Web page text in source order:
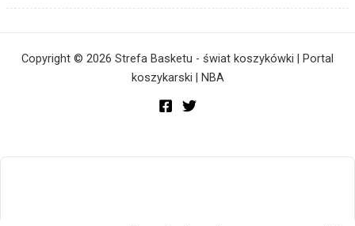
Copyright © 2026 Strefa Basketu - świat koszykówki | Portal
koszykarski | NBA